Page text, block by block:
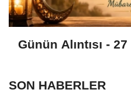
Günün Alıntısı -
SON HABERLER